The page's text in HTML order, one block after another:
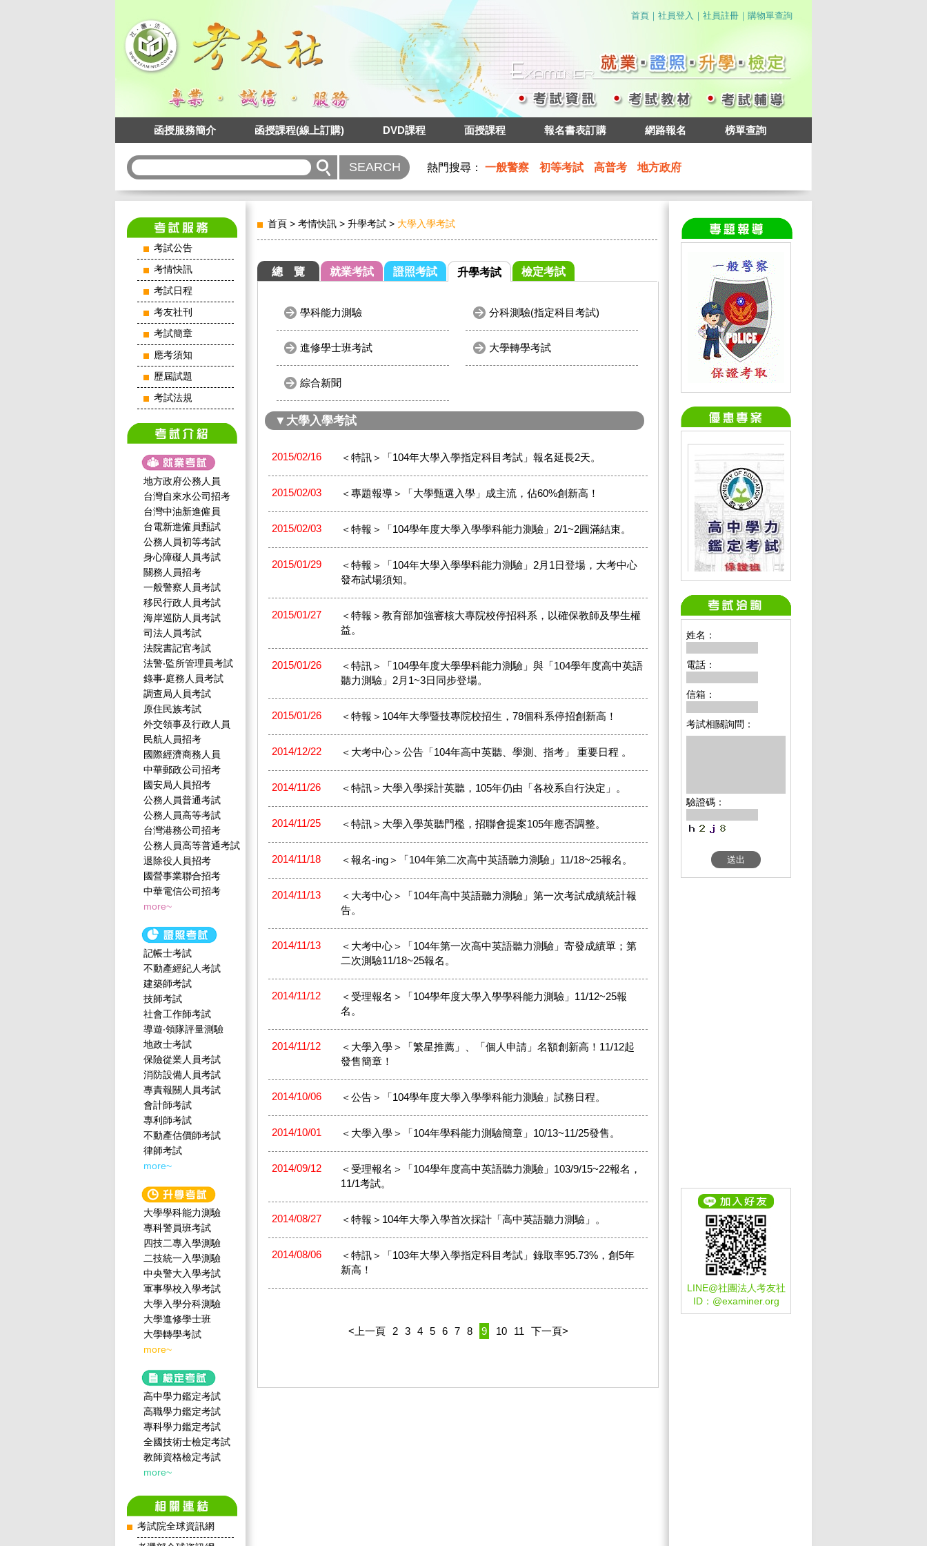
首頁 ｜ 社員登入 ｜ 社員註冊 ｜ 購物單查詢
函授服務簡介 函授課程(線上訂購) DVD課程 面授課程 報名書表訂購 網路報名 榜單查詢
熱門搜尋： 一般警察 初等考試 高普考 地方政府
考試公告
考情快訊
考試日程
考友社刊
考試簡章
應考須知
歷屆試題
考試法規
地方政府公務人員
台灣自來水公司招考
台灣中油新進僱員
台電新進僱員甄試
公務人員初等考試
身心障礙人員考試
關務人員招考
一般警察人員考試
移民行政人員考試
海岸巡防人員考試
司法人員考試
法院書記官考試
法警‧監所管理員考試
錄事‧庭務人員考試
調查局人員考試
原住民族考試
外交領事及行政人員
民航人員招考
國際經濟商務人員
中華郵政公司招考
國安局人員招考
公務人員普通考試
公務人員高等考試
台灣港務公司招考
公務人員高等普通考試
退除役人員招考
國營事業聯合招考
中華電信公司招考
more~
記帳士考試
不動產經紀人考試
建築師考試
技師考試
社會工作師‍考試
導遊‧領隊評量測驗
地政士考試
保險從業人員考試
消防設備人員考試
專責報關人員考試
會計師考試
專利師考試
不動產估價師考試
律師考試
more~
大學學科能力測驗
專科警員班考試
四技二專入學測驗
二技統一入學測驗
中央警大入學考試
軍事學校入學考試
大學入學分科測驗
大學進修學士班
大學轉學考試
more~
高中學力鑑定考試
高職學力鑑定考試
專科學力鑑定考試
全國技術士檢定考試
教師資格檢定考試
more~
考試院全球資訊網
首頁 > 考情快訊 > 升學考試 > 大學入學考試
總 覽 就業考試 證照考試 升學考試 檢定考試
學科能力測驗 分科測驗(指定科目考試)
進修學士班考試 大學轉學考試
綜合新聞
▼大學入學考試
2015/02/16 ＜特訊＞「104年大學入學指定科目考試」報名延長2天。
2015/02/03 ＜專題報導＞「大學甄選入學」成主流，佔60%創新高！
2015/02/03 ＜特報＞「104學年度大學入學學科能力測驗」2/1~2圓滿結束。
2015/01/29
＜特報＞「104年大學入學學科能力測驗」2月1日登場，大考中心
發布試場須知。
2015/01/27
＜特報＞教育部加強審核大專院校停招科系，以確保教師及學生權
益。
2015/01/26
＜特訊＞「104學年度大學學科能力測驗」與「104學年度高中英語
聽力測驗」2月1~3日同步登場。
2015/01/26 ＜特報＞104年大學暨技專院校招生，78個科系停招創新高！
2014/12/22 ＜大考中心＞公告「104年高中英聽、學測、指考」 重要日程 。
2014/11/26 ＜特訊＞大學入學採計英聽，105年仍由「各校系自行決定」。
2014/11/25 ＜特訊＞大學入學英聽門檻，招聯會提案105年應否調整。
2014/11/18 ＜報名-ing＞「104年第二次高中英語聽力測驗」11/18~25報名。
2014/11/13
＜大考中心＞「104年高中英語聽力測驗」第一次考試成績統計報
告。
2014/11/13
＜大考中心＞「104年第一次高中英語聽力測驗」寄發成績單；第
二次測驗11/18~25報名。
2014/11/12
＜受理報名＞「104學年度大學入學學科能力測驗」11/12~25報
名。
2014/11/12
＜大學入學＞「繁星推薦」、「個人申請」名額創新高！11/12起
發售簡章！
2014/10/06 ＜公告＞「104學年度大學入學學科能力測驗」試務日程。
2014/10/01 ＜大學入學＞「104年學科能力測驗簡章」10/13~11/25發售。
2014/09/12
＜受理報名＞「104學年度高中英語聽力測驗」103/9/15~22報名，
11/1考試。
2014/08/27 ＜特報＞104年大學入學首次採計「高中英語聽力測驗」。
2014/08/06
＜特訊＞「103年大學入學指定科目考試」錄取率95.73%，創5年
新高！
<上一頁 2 3 4 5 6 7 8 9 10 11 下一頁>
姓名：
電話：
信箱：
考試相關詢問：
驗證碼：
LINE@社團法人考友社
ID： @examiner.org